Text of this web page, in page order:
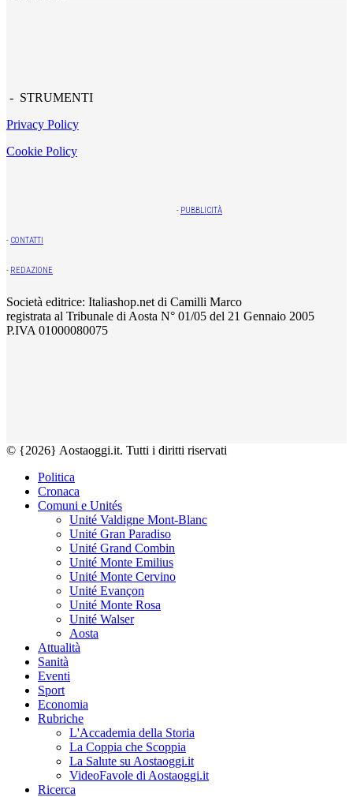
- STRUMENTI
Privacy Policy
Cookie Policy
- PUBBLICITÀ
- CONTATTI
- REDAZIONE
Società editrice: Italiashop.net di Camilli Marco
registrata al Tribunale di Aosta N° 01/05 del 21 Gennaio 2005
P.IVA 01000080075
© {2026} Aostaoggi.it. Tutti i diritti riservati
Politica
Cronaca
Comuni e Unités
Unité Valdigne Mont-Blanc
Unité Gran Paradiso
Unité Grand Combin
Unité Monte Emilius
Unité Monte Cervino
Unité Evançon
Unité Monte Rosa
Unité Walser
Aosta
Attualità
Sanità
Eventi
Sport
Economia
Rubriche
L'Accademia della Storia
La Coppia che Scoppia
La Salute su Aostaoggi.it
VideoFavole di Aostaoggi.it
Ricerca